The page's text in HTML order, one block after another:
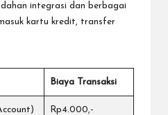
integrasi dan berbagai
kartu kredit, transfer
Biaya Transaksi
Rp4.000,-